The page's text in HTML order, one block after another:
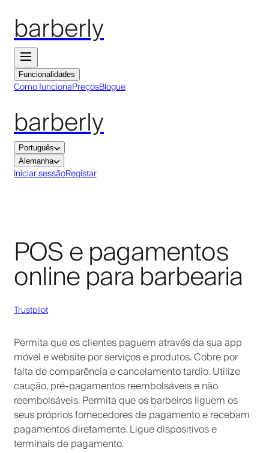
barberly
Funcionalidades
Como funcionaPreçosBlogue
barberly
Português
Alemanha
Iniciar sessãoRegistar
POS e pagamentos
online para barbearia
Trustpilot
Permita que os clientes paguem através da sua app
móvel e website por serviços e produtos. Cobre por
falta de comparência e cancelamento tardio. Utilize
caução, pré-pagamentos reembolsáveis e não
reembolsáveis. Permita que os barbeiros liguem os
seus próprios fornecedores de pagamento e recebam
pagamentos diretamente. Ligue dispositivos e
terminais de pagamento.